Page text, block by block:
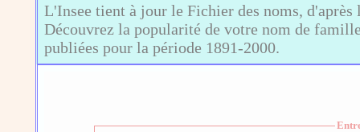
L'Insee tient à jour le Fichier des noms,
Découvrez la popularité de votre nom de
publiées pour la période 1891-2000.